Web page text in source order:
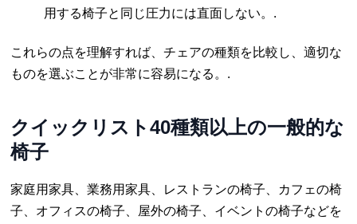
用する椅子と同じ圧力には直面しない。.
これらの点を理解すれば、チェアの種類を比較し、適切な
ものを選ぶことが非常に容易になる。.
クイックリスト40種類以上の一般的な
椅子
家庭用家具、業務用家具、レストランの椅子、カフェの椅
子、オフィスの椅子、屋外の椅子、イベントの椅子などを